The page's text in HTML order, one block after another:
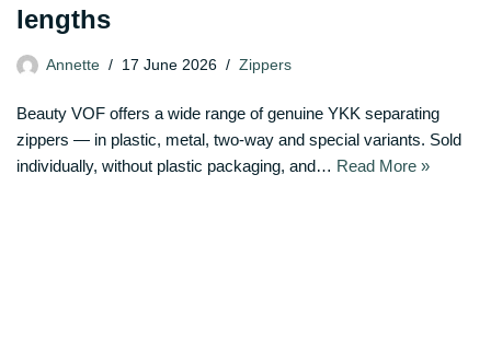
lengths
Annette 17 June 2026 Zippers
Beauty VOF offers a wide range of genuine YKK separating
zippers — in plastic, metal, two-way and special variants. Sold
individually, without plastic packaging, and… Read More »